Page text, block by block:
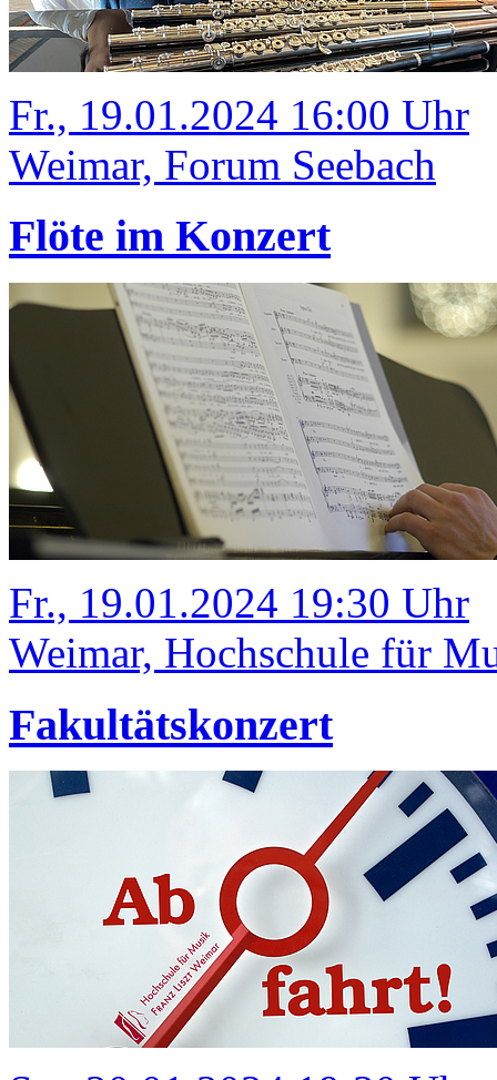
Fr., 19.01.2024 16:00 Uhr
Weimar, Forum Seebach
Flöte im Konzert
Fr., 19.01.2024 19:30 Uhr
Weimar, Hochschule für
Fakultätskonzert